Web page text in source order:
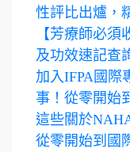
性評比出爐，
【芳療師必
及功效速記查
加入IFPA國際
事！從零開始
這些關於
從零開始到國